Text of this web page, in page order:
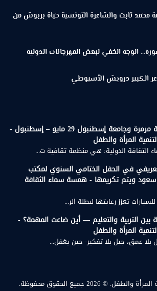
محمد ثابت والشاعرة التونسية حياة بربوش من
الوجه الخفي لبعض المهرجانات الدولية
الكبير درويش الأسيوطي
زيارة علمية إلى جامعة مرمرة وجامعة إسطنبول 29 مايو – إسطنبول -
المرأة والطفل
الدولية: هي منظمة ثقافية ت...
في الحفل الختامي السنوي لمكتب
سعود ويتم تكريمها - همسة سماء الثقافة
تعزز رعايتها لبطلة الر...
بين التربية والتعليم — أين ضاعت المهمة؟ -
المرأة والطفل
عمق، جيل بلا تفكير- حين يغفل...
والطفل. © 2026 جميع الحقوق محفوظة.